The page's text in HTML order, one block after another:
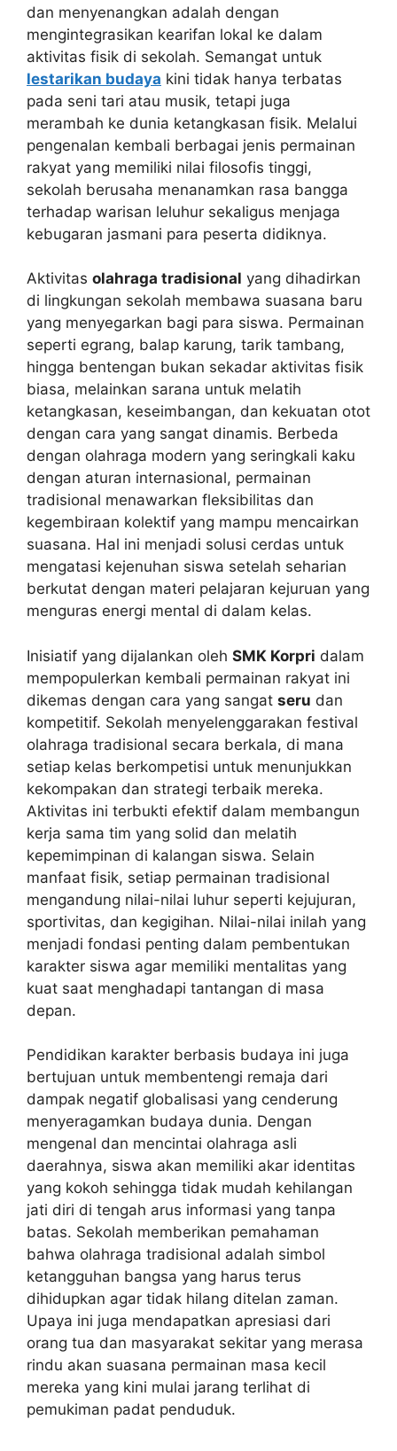
dan menyenangkan adalah dengan
mengintegrasikan kearifan lokal ke dalam
aktivitas fisik di sekolah. Semangat untuk
lestarikan budaya kini tidak hanya terbatas
pada seni tari atau musik, tetapi juga
merambah ke dunia ketangkasan fisik. Melalui
pengenalan kembali berbagai jenis permainan
rakyat yang memiliki nilai filosofis tinggi,
sekolah berusaha menanamkan rasa bangga
terhadap warisan leluhur sekaligus menjaga
kebugaran jasmani para peserta didiknya.
Aktivitas olahraga tradisional yang dihadirkan
di lingkungan sekolah membawa suasana baru
yang menyegarkan bagi para siswa. Permainan
seperti egrang, balap karung, tarik tambang,
hingga bentengan bukan sekadar aktivitas fisik
biasa, melainkan sarana untuk melatih
ketangkasan, keseimbangan, dan kekuatan otot
dengan cara yang sangat dinamis. Berbeda
dengan olahraga modern yang seringkali kaku
dengan aturan internasional, permainan
tradisional menawarkan fleksibilitas dan
kegembiraan kolektif yang mampu mencairkan
suasana. Hal ini menjadi solusi cerdas untuk
mengatasi kejenuhan siswa setelah seharian
berkutat dengan materi pelajaran kejuruan yang
menguras energi mental di dalam kelas.
Inisiatif yang dijalankan oleh SMK Korpri dalam
mempopulerkan kembali permainan rakyat ini
dikemas dengan cara yang sangat seru dan
kompetitif. Sekolah menyelenggarakan festival
olahraga tradisional secara berkala, di mana
setiap kelas berkompetisi untuk menunjukkan
kekompakan dan strategi terbaik mereka.
Aktivitas ini terbukti efektif dalam membangun
kerja sama tim yang solid dan melatih
kepemimpinan di kalangan siswa. Selain
manfaat fisik, setiap permainan tradisional
mengandung nilai-nilai luhur seperti kejujuran,
sportivitas, dan kegigihan. Nilai-nilai inilah yang
menjadi fondasi penting dalam pembentukan
karakter siswa agar memiliki mentalitas yang
kuat saat menghadapi tantangan di masa
depan.
Pendidikan karakter berbasis budaya ini juga
bertujuan untuk membentengi remaja dari
dampak negatif globalisasi yang cenderung
menyeragamkan budaya dunia. Dengan
mengenal dan mencintai olahraga asli
daerahnya, siswa akan memiliki akar identitas
yang kokoh sehingga tidak mudah kehilangan
jati diri di tengah arus informasi yang tanpa
batas. Sekolah memberikan pemahaman
bahwa olahraga tradisional adalah simbol
ketangguhan bangsa yang harus terus
dihidupkan agar tidak hilang ditelan zaman.
Upaya ini juga mendapatkan apresiasi dari
orang tua dan masyarakat sekitar yang merasa
rindu akan suasana permainan masa kecil
mereka yang kini mulai jarang terlihat di
pemukiman padat penduduk.